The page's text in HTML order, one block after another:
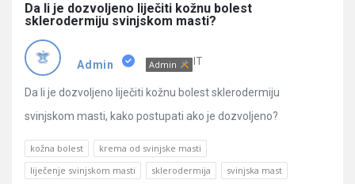
Latest
Pitanja
Da li je dozvoljeno liječiti kožnu bolest
sklerodermiju svinjskom masti?
Admin Admin IT
Da li je dozvoljeno liječiti kožnu bolest sklerodermiju
svinjskom masti, kako postupati ako je dozvoljeno?
kožna bolest
krema od svinjske masti
liječenje svinjskom masti
sklerodermija svinjska mast